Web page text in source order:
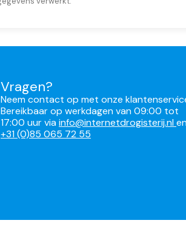
Vragen?
Neem contact op met onze
Bereikbaar op werkdagen van 09:00 tot
17:00 uur viainfo@internetdrogisterij.nl
+31 (0)85 065 72 55